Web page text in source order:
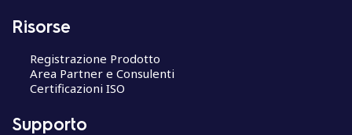
Risorse
Registrazione Prodotto
Area Partner e Consulenti
Certificazioni ISO
Supporto